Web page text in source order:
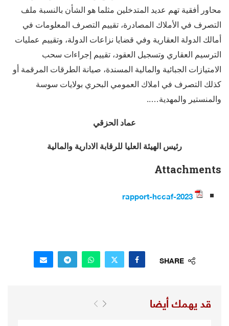
محاور أفقية تهم عديد المتدخلين مثلما هو الشأن بالنسبة ملف
التصرف في الأملاك المصادرة، تقييم التصرف المعلومات في
أمالك الدولة العقارية وفي قضايا نزاعات الدولة، وتقييم عمليات
الترسيم العقاري وتسجيل العقود، تقييم إجراءات سحب
الامتيازات الجبائية والمالية المسندة، صيانة الطرقات المرقمة أو
كذلك التصرف في املاك العمومي البحري بولايات سوسة
والمنستير والمهدية…..
عماد الحزقي
رئيس الهيئة العليا للرقابة الادارية والمالية
Attachments
rapport-hccaf-2023
SHARE
قد يهمك أيضا